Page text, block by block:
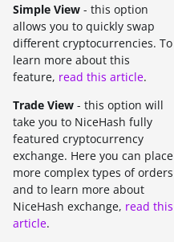
Simple View - this option
allows you to quickly swap
different cryptocurrencies. To
learn more about this
feature, read this article.
Trade View - this option will
take you to NiceHash fully
featured cryptocurrency
exchange. Here you can place
more complex types of orders
and to learn more about
NiceHash exchange, read this
article.